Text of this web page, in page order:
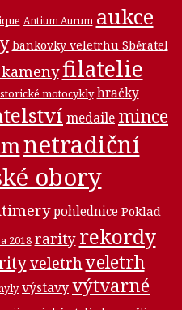
Antium Aurum aukce
bankovky veletrhu Sběratel
filatelie
motocykly hračky
medaile mince
netradiční
obory
pohlednice Poklad
2018 rarity rekordy
veletrhveletrh
výstavyvýtvarné